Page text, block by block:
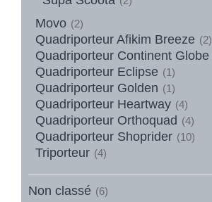
Movo (2)
Quadriporteur Afikim Breeze (2)
Quadriporteur Continent Globe
Quadriporteur Eclipse (1)
Quadriporteur Golden (1)
Quadriporteur Heartway (4)
Quadriporteur Orthoquad (4)
Quadriporteur Shoprider (10)
Triporteur (4)
Non classé (6)